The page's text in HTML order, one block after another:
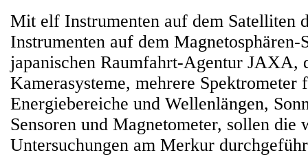
Mit elf Instrumenten auf dem Satelliten
Instrumenten auf dem Magnetosphären-
japanischen Raumfahrt-Agentur JAXA,
Kamerasysteme, mehrere Spektrometer
Energiebereiche und Wellenlängen,
Sensoren und Magnetometer, sollen die
Untersuchungen am Merkur